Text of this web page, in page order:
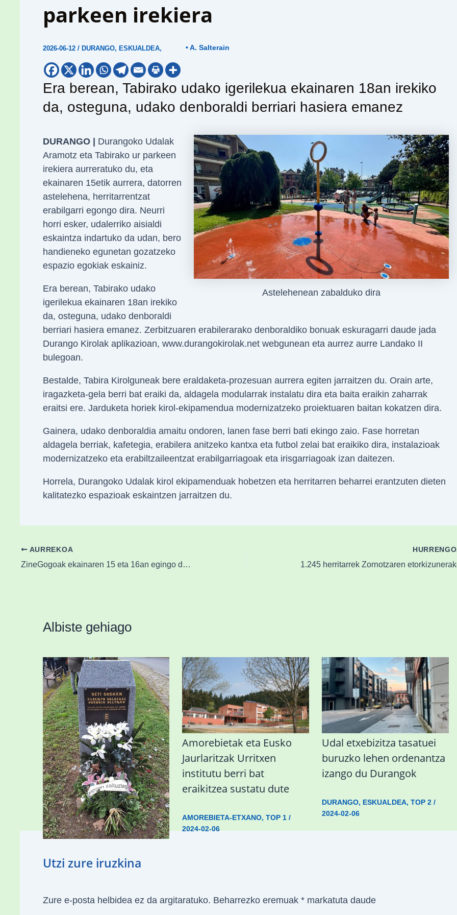
parkeen irekiera
2026-06-12 / DURANGO, ESKUALDEA, • A. Salterain
Era berean, Tabirako udako igerilekua ekainaren 18an irekiko
da, osteguna, udako denboraldi berriari hasiera emanez
Astelehenean zabalduko dira
DURANGO |
Durangoko Udalak
Aramotz eta Tabirako ur parkeen
irekiera aurreratuko du, eta
ekainaren 15etik aurrera, datorren
astelehena, herritarrentzat
erabilgarri egongo dira. Neurri
horri esker, udalerriko aisialdi
eskaintza indartuko da udan, bero
handieneko egunetan gozatzeko
espazio egokiak eskainiz.
Era berean, Tabirako udako
igerilekua ekainaren 18an irekiko
da, osteguna, udako denboraldi
berriari hasiera emanez. Zerbitzuaren erabilerarako denboraldiko bonuak eskuragarri daude jada
Durango Kirolak aplikazioan, www.durangokirolak.net webgunean eta aurrez aurre Landako II
bulegoan.
Bestalde, Tabira Kirolguneak bere eraldaketa-prozesuan aurrera egiten jarraitzen du. Orain arte,
iragazketa-gela berri bat eraiki da, aldagela modularrak instalatu dira eta baita eraikin zaharrak
eraitsi ere. Jarduketa horiek kirol-ekipamendua modernizatzeko proiektuaren baitan kokatzen dira.
Gainera, udako denboraldia amaitu ondoren, lanen fase berri bati ekingo zaio. Fase horretan
aldagela berriak, kafetegia, erabilera anitzeko kantxa eta futbol zelai bat eraikiko dira, instalazioak
modernizatzeko eta erabiltzaileentzat erabilgarriagoak eta irisgarriagoak izan daitezen.
Horrela, Durangoko Udalak kirol ekipamenduak hobetzen eta herritarren beharrei erantzuten dieten
kalitatezko espazioak eskaintzen jarraitzen du.
AURREKOA
ZineGogoak ekainaren 15 eta 16an egingo da Zornotza Aretoan
Albiste gehiago
«Azkenengo 40 urteetan
Zaldibar jo zuen
ingurumen-
hondamendirik larriena»
ESKUALDEA,ZALDIBAR/2024-02-
06
Amorebietak eta Eusko
Jaurlaritzak Urritxen
institutu berri bat
eraikitzea sustatu dute
AMOREBIETA-ETXANO,TOP 1 /
2024-02-06
Udal etxebizitza tasatuei
buruzko lehen ordenantza
izango du Durangok
DURANGO, ESKUALDEA,TOP 2 /
2024-02-06
Utzi zure iruzkina
Zure e-posta helbidea ez da argitaratuko. Beharrezko eremuak *markatuta daude